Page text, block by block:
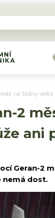
na žádný
2
ani
Geran-2
nemá dost.